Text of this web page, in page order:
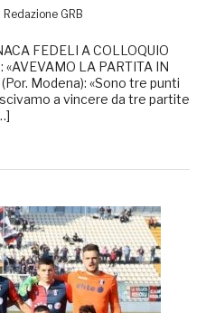
Redazione GRB
FEDELI A COLLOQUIO
LA PARTITA IN
Modena): «Sono tre punti
a vincere da tre partite